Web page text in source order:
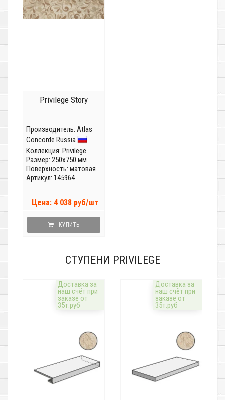
Privilege Story
Производитель: Atlas
Concorde Russia
Коллекция: Privilege
Размер: 250x750 мм
Поверхность: матовая
Артикул: 145964
Цена: 4 038 руб/шт
КУПИТЬ
СТУПЕНИ PRIVILEGE
Доставка за
наш счёт при
заказе от
35т.руб
Доставка за
наш счёт при
заказе от
35т.руб